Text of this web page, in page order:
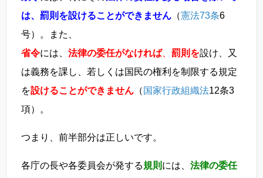
は、罰則を設けることができません （憲法73条6
号）。また、
省令には、 法律の委任がなければ、 罰則を設け、又
は義務を課し、若しくは国民の権利を制限する規定
を設けることができません （ 国家行政組織法12条3
項）。
つまり、前半部分は正しいです。
各庁の長や各委員会が発する規則 には、 法律の委任